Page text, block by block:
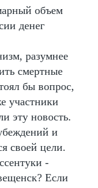
объем
денег
разумнее
смертные
бы вопрос,
участники
эту новость.
и
своей цели.
-
Если